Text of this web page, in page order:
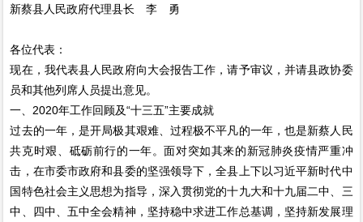
新蔡县人民政府代理县长 李 勇
各位代表：
现在，我代表县人民政府向大会报告工作，请予审议，并请县政协委
员和其他列席人员提出意见。
一、2020年工作回顾及“十三五”主要成就
过去的一年，是开局极其艰难、过程极不平凡的一年，也是新蔡人民
共克时艰、砥砺前行的一年。面对突如其来的新冠肺炎疫情严重冲
击，在市委市政府和县委的坚强领导下，全县上下以习近平新时代中
国特色社会主义思想为指导，深入贯彻党的十九大和十九届二中、三
中、四中、五中全会精神，坚持稳中求进工作总基调，坚持新发展理